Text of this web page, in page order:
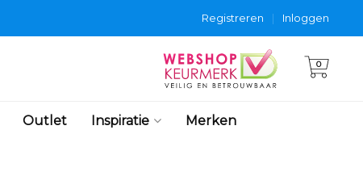
Inloggen
|
Registreren
0
Outlet Inspiratie Merken